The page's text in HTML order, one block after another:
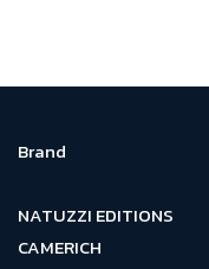
Brand
NATUZZI EDITIONS
CAMERICH